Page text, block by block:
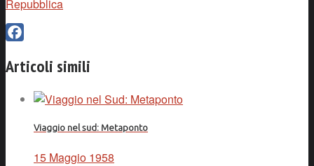
Repubblica
Articoli simili
Viaggio nel sud: Metaponto
15 Maggio 1958